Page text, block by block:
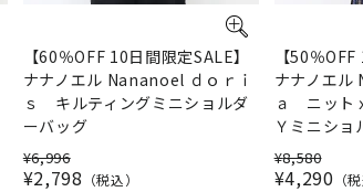
【60％OFF 10日間限定SALE】
ナナノエル Nananoel ｄｏｒｉ
ｓ キルティングミニショルダ
ーバッグ
¥6,996
¥2,798
税込
【50％
ナナノエル
ａ ニット
Ｙミニショ
¥8,580
¥4,290